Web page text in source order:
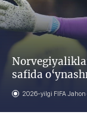
safida
2026-yilgi FIFA